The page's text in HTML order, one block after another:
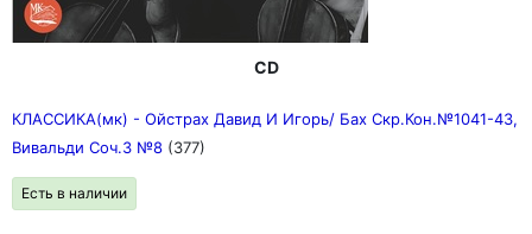
CD
КЛАССИКА(мк) - Ойстрах Давид И Игорь/ Бах Скр.Кон.№1041-43,
Вивальди Соч.3 №8 (377)
Есть в наличии